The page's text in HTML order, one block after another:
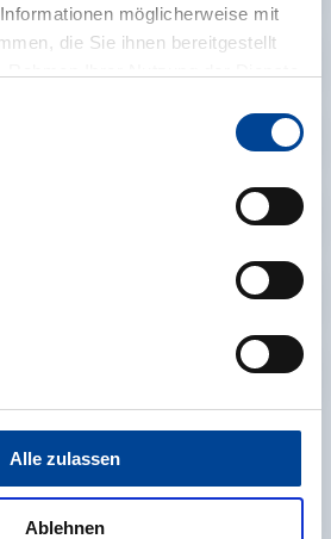
möglicherweise mit
die Sie ihnen bereitgestellt
finden Sie in unserer
Alle zulassen
Ablehnen
GmbH
GmbH
Bahn